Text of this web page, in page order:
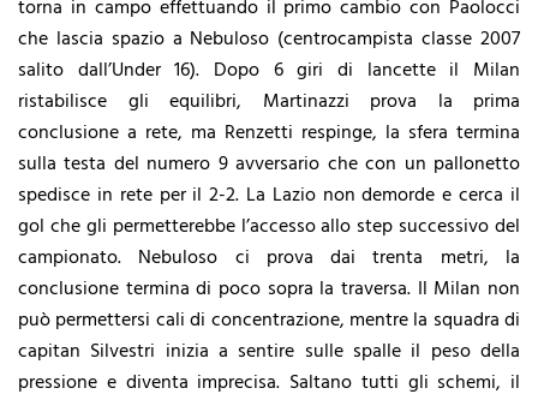
torna in campo effettuando il primo cambio con Paolocci
che lascia spazio a Nebuloso (centrocampista classe 2007
salito dall’Under 16). Dopo 6 giri di lancette il Milan
ristabilisce gli equilibri, Martinazzi prova la prima
conclusione a rete, ma Renzetti respinge, la sfera termina
sulla testa del numero 9 avversario che con un pallonetto
spedisce in rete per il 2-2. La Lazio non demorde e cerca il
gol che gli permetterebbe l’accesso allo step successivo del
campionato. Nebuloso ci prova dai trenta metri, la
conclusione termina di poco sopra la traversa. Il Milan non
può permettersi cali di concentrazione, mentre la squadra di
capitan Silvestri inizia a sentire sulle spalle il peso della
pressione e diventa imprecisa. Saltano tutti gli schemi, il